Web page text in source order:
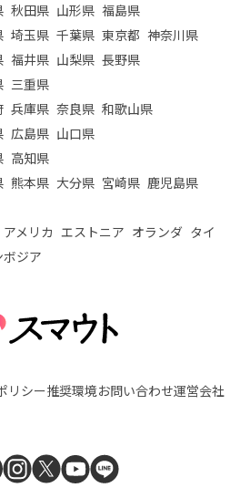
秋田県 山形県 福島県
埼玉県 千葉県 東京都 神奈川県
福井県 山梨県 長野県
三重県
兵庫県 奈良県 和歌山県
広島県 山口県
高知県
熊本県 大分県 宮崎県 鹿児島県
アメリカ エストニア オランダ タイ
ボジア
リシー推奨環境お問い合わせ運営会社